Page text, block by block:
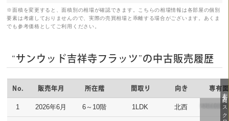
※面積を変更すると、面積別の相場が確認できます。こちらの相場情報は各部屋の個別
要素は考慮しておりませんので、実際の売買相場と乖離する場合がございます。あくま
でも参考価格としてご利用ください。
“サンウッド吉祥寺フラッツ”の中古販売履歴
No. 販売年月 所在階 間取り 向き 専有
1 2026年6月 6～10階 1LDK 北西